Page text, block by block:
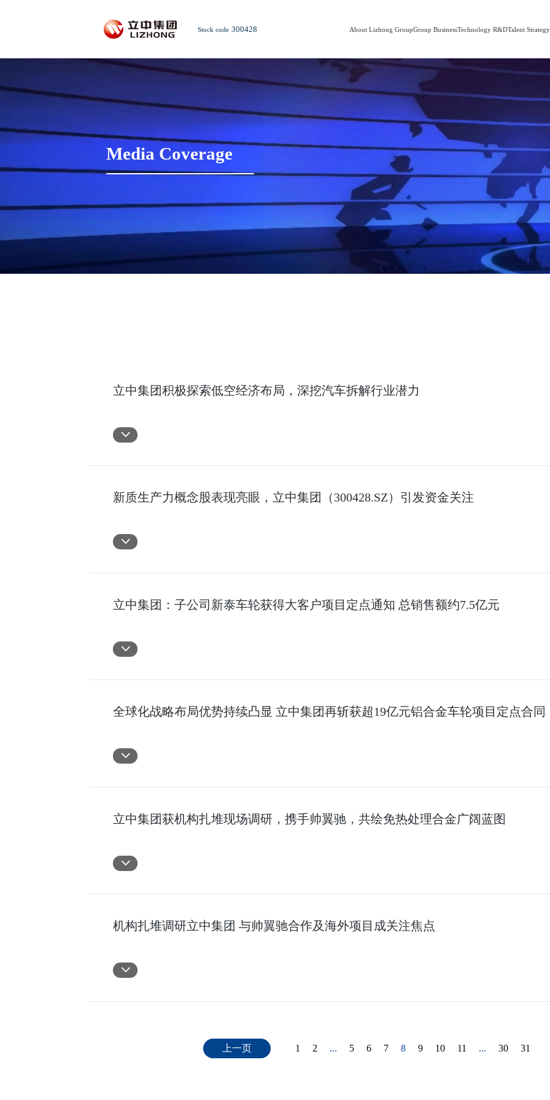
Stock code 300428 About Lizhong GroupGroup BusinessTechnology R&DTalent Strategy
Media Coverage
立中集团积极探索低空经济布局，深挖汽车拆解行业潜力
新质生产力概念股表现亮眼，立中集团（300428.SZ）引发资金关注
立中集团：子公司新泰车轮获得大客户项目定点通知 总销售额约7.5亿元
全球化战略布局优势持续凸显 立中集团再斩获超19亿元铝合金车轮项目定点合同
立中集团获机构扎堆现场调研，携手帅翼驰，共绘免热处理合金广阔蓝图
机构扎堆调研立中集团 与帅翼驰合作及海外项目成关注焦点
上一页 1 2 ... 5 6 7 8 9 10 11 ... 30 31